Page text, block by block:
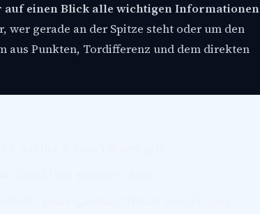
auf einen Blick alle wichtigen Informationen
wer gerade an der Spitze steht oder um den
aus Punkten, Tordifferenz und dem direkten